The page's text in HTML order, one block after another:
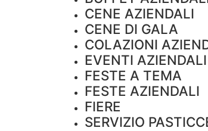
CENE AZIENDALI
CENE DI GALA
COLAZIONI
EVENTI AZIENDALI
FESTE A TEMA
FESTE AZIENDALI
FIERE
SERVIZIO